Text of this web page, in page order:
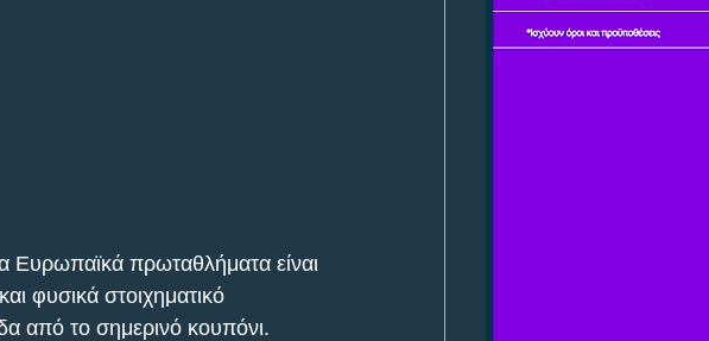
Ευρωπαϊκά πρωταθλήματα είναι
φυσικά στοιχηματικό
από το σημερινό κουπόνι.